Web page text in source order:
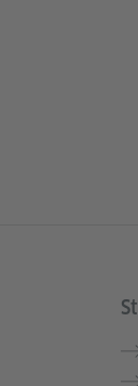
Service-